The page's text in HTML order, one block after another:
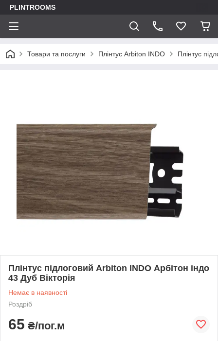
PLINTROOMS
Товари та послуги Плінтус Arbiton INDO Плінтус
Плінтус підлоговий Arbiton INDO Арбітон індо
43 Дуб Вікторія
Немає в наявності
Роздріб
65 ₴/пог.м